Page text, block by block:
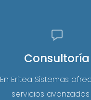
Consultoría
En Eritea Sistemas
servicios